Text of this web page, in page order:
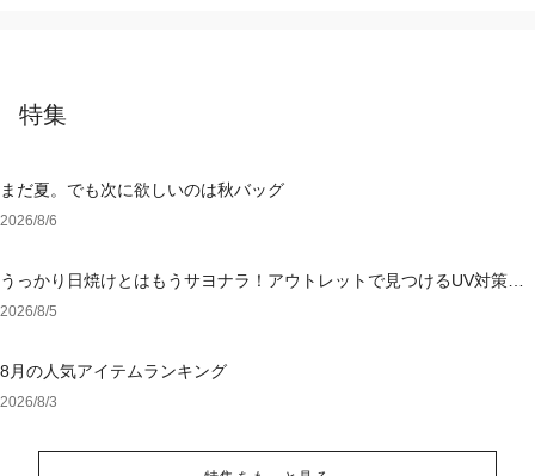
特集
まだ夏。でも次に欲しいのは秋バッグ
2026/8/6
うっかり日焼けとはもうサヨナラ！アウトレットで見つけるUV対策ウ
ェア
2026/8/5
8月の人気アイテムランキング
2026/8/3